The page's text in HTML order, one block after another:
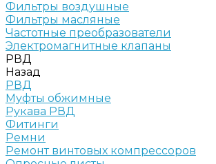
Фильтры воздушные
Фильтры масляные
Частотные преобразователи
Электромагнитные клапаны
РВД
Назад
РВД
Муфты обжимные
Рукава РВД
Фитинги
Ремни
Ремонт винтовых компрессоров